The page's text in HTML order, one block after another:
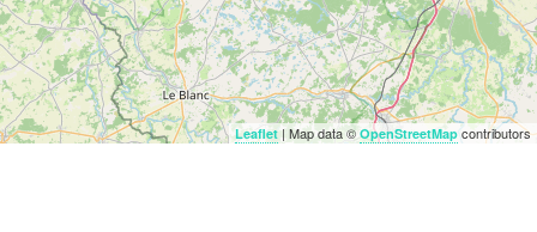
Leaflet | Map data ©OpenStreetMap contributors